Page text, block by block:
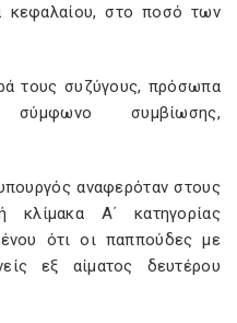
κεφαλαίου, στο ποσό των
τους συζύγους, πρόσωπα
συμβίωσης,
αναφερόταν στους
κλίμακα Α΄ κατηγορίας
ότι οι παππούδες με
εξ αίματος δευτέρου